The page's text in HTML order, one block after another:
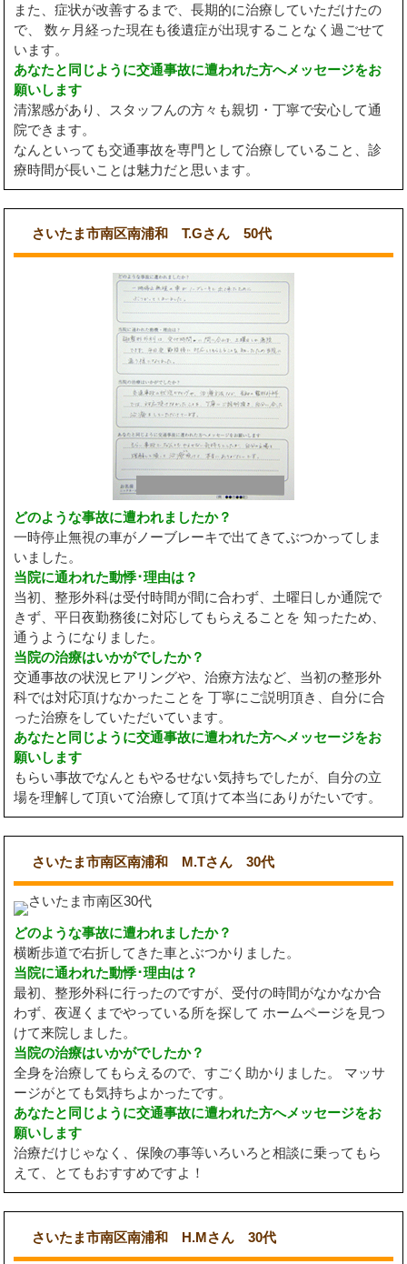
また、症状が改善するまで、長期的に治療していただけたの
で、 数ヶ月経った現在も後遺症が出現することなく過ごせて
います。
あなたと同じように交通事故に遭われた方へメッセージをお
願いします
清潔感があり、スタッフんの方々も親切・丁寧で安心して通
院できます。
なんといっても交通事故を専門として治療していること、診
療時間が長いことは魅力だと思います。
さいたま市南区南浦和 T.Gさん 50代
どのような事故に遭われましたか？
一時停止無視の車がノーブレーキで出てきてぶつかってしま
いました。
当院に通われた動悸･理由は？
当初、整形外科は受付時間が間に合わず、土曜日しか通院で
きず、平日夜勤務後に対応してもらえることを 知ったため、
通うようになりました。
当院の治療はいかがでしたか？
交通事故の状況ヒアリングや、治療方法など、当初の整形外
科では対応頂けなかったことを 丁寧にご説明頂き、自分に合
った治療をしていただいています。
あなたと同じように交通事故に遭われた方へメッセージをお
願いします
もらい事故でなんともやるせない気持ちでしたが、自分の立
場を理解して頂いて治療して頂けて本当にありがたいです。
さいたま市南区南浦和 M.Tさん 30代
どのような事故に遭われましたか？
横断歩道で右折してきた車とぶつかりました。
当院に通われた動悸･理由は？
最初、整形外科に行ったのですが、受付の時間がなかなか合
わず、夜遅くまでやっている所を探して ホームページを見つ
けて来院しました。
当院の治療はいかがでしたか？
全身を治療してもらえるので、すごく助かりました。 マッサ
ージがとても気持ちよかったです。
あなたと同じように交通事故に遭われた方へメッセージをお
願いします
治療だけじゃなく、保険の事等いろいろと相談に乗ってもら
えて、とてもおすすめですよ！
さいたま市南区南浦和 H.Mさん 30代